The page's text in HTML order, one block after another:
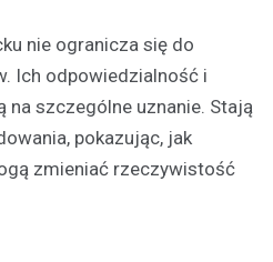
nie ogranicza się do
Ich odpowiedzialność i
na szczególne uznanie. Stają
pokazując, jak
zmieniać rzeczywistość